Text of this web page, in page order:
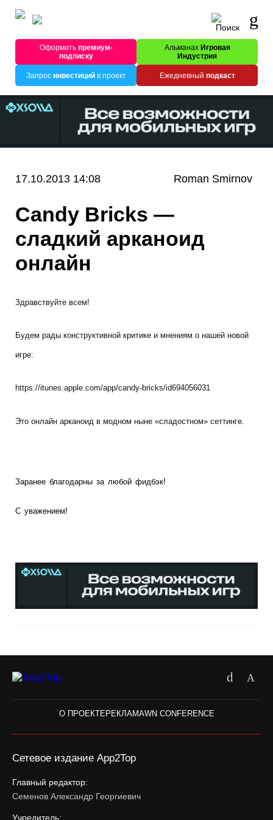
Оформитьпремиум-
подписку
Альманах Игровая
Индустрия
Запрос инвестицийв проект Ежедневный подкаст
17.10.2013 14:08 Roman Smirnov
Candy Bricks —
сладкий арканоид
онлайн
Здравствуйте всем!
Будем рады конструктивной критике и мнениям о нашей новой
игре:
https://itunes.apple.com/app/candy-bricks/id694056031
Это онлайн арканоид в модном ныне «сладостном» сеттинге.
Заранее благодарны за любой фидбэк!
С уважением!
О ПРОЕКТЕРЕКЛАМАWN CONFERENCE
Сетевое издание App2Top
Главный редактор:
Семенов Александр Георгиевич
Учредитель: